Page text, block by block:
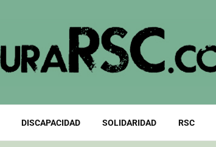
DISCAPACIDAD SOLIDARIDAD RSC